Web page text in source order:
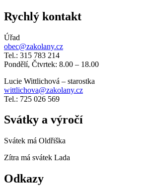
Rychlý kontakt
Úřad
obec@zakolany.cz
Tel.: 315 783 214
Pondělí, Čtvrtek: 8.00 – 18.00
Lucie Wittlichová – starostka
wittlichova@zakolany.cz
Tel.: 725 026 569
Svátky a výročí
Svátek má Oldřiška
Zítra má svátek Lada
Odkazy